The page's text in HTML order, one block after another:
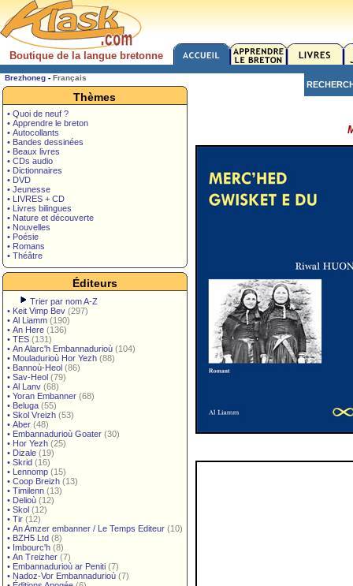
Boutique de la langue bretonne
Brezhoneg - Français
Thèmes
• Quoi de neuf ?
• Apprendre le breton
• Autocollants
• Bandes dessinées
• Beaux livres
• CDs audio
• Dictionnaires
• DVD
• Jeunesse
• LIVRES + CD
• Livres bilingues
• Nature et découverte
• Nouvelles
• Poésie
• Romans
• Théâtre
Éditeurs
Trier par nom A-Z
• Keit Vimp Bev (297)
• Al Liamm (190)
• An Here (136)
• TES (131)
• An Alarc'h Embannadurioù (104)
• Mouladurioù Hor Yezh (88)
• Bannoù-Heol (86)
• Sav-Heol (79)
• Al Lanv (68)
• Yoran Embanner (68)
• Beluga (55)
• Skol Vreizh (53)
• Aber (48)
• Embannadurioù Goater (30)
• Hor Yezh (25)
• Dizale (19)
• Skrid (16)
• Lennomp (15)
• Coop Breizh (13)
• Timilenn (13)
• Delioù (12)
• Skol (12)
• Tir (12)
• An Amzer embanner / Le Temps Editeur (10)
• BZH5 Ltd (8)
• Imbourc'h (8)
• An Treizher (7)
• Embannadurioù ar Peniti (7)
• Nadoz-Vor Embannadurioù (7)